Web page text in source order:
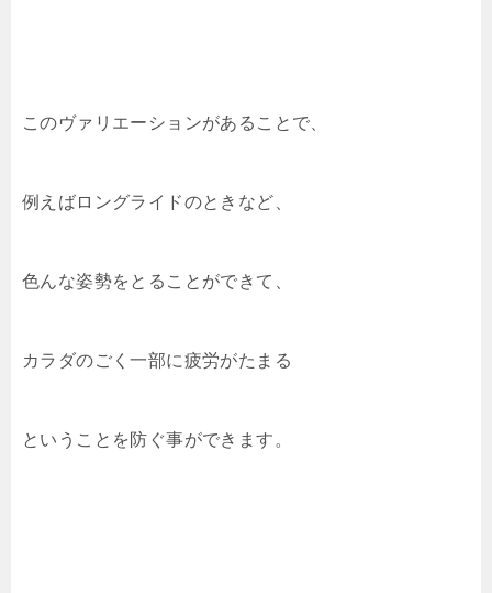
このヴァリエーションがあることで、
例えばロングライドのときなど、
色んな姿勢をとることができて、
カラダのごく一部に疲労がたまる
ということを防ぐ事ができます。